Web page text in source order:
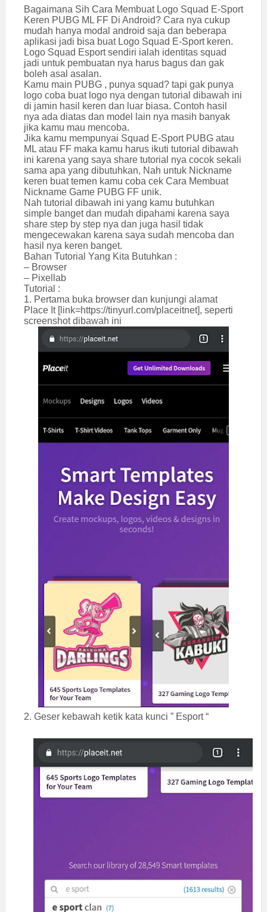
Bagaimana Sih Cara Membuat Logo Squad E-Sport
Keren PUBG ML FF Di Android? Cara nya cukup
mudah hanya modal android saja dan beberapa
aplikasi jadi bisa buat Logo Squad E-Sport keren.
Logo Squad Esport sendiri ialah identitas squad
jadi untuk pembuatan nya harus bagus dan gak
boleh asal asalan.
Kamu main PUBG , punya squad? tapi gak punya
logo coba buat logo nya dengan tutorial dibawah ini
di jamin hasil keren dan luar biasa. Contoh hasil
nya ada diatas dan model lain nya masih banyak
jika kamu mau mencoba.
Jika kamu mempunyai Squad E-Sport PUBG atau
ML atau FF maka kamu harus ikuti tutorial dibawah
ini karena yang saya share tutorial nya cocok sekali
sama apa yang dibutuhkan, Nah untuk Nickname
keren buat temen kamu coba cek Cara Membuat
Nickname Game PUBG FF unik.
Nah tutorial dibawah ini yang kamu butuhkan
simple banget dan mudah dipahami karena saya
share step by step nya dan juga hasil tidak
mengecewakan karena saya sudah mencoba dan
hasil nya keren banget.
Bahan Tutorial Yang Kita Butuhkan :
– Browser
– Pixellab
Tutorial :
1. Pertama buka browser dan kunjungi alamat
Place It [link=https://tinyurl.com/placeitnet], seperti
screenshot dibawah ini
2. Geser kebawah ketik kata kunci ” Esport “